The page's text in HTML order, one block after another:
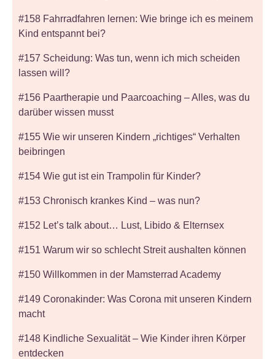
#158 Fahrradfahren lernen: Wie bringe ich es meinem
Kind entspannt bei?
#157 Scheidung: Was tun, wenn ich mich scheiden
lassen will?
#156 Paartherapie und Paarcoaching – Alles, was du
darüber wissen musst
#155 Wie wir unseren Kindern „richtiges“ Verhalten
beibringen
#154 Wie gut ist ein Trampolin für Kinder?
#153 Chronisch krankes Kind – was nun?
#152 Let’s talk about… Lust, Libido & Elternsex
#151 Warum wir so schlecht Streit aushalten können
#150 Willkommen in der Mamsterrad Academy
#149 Coronakinder: Was Corona mit unseren Kindern
macht
#148 Kindliche Sexualität – Wie Kinder ihren Körper
entdecken